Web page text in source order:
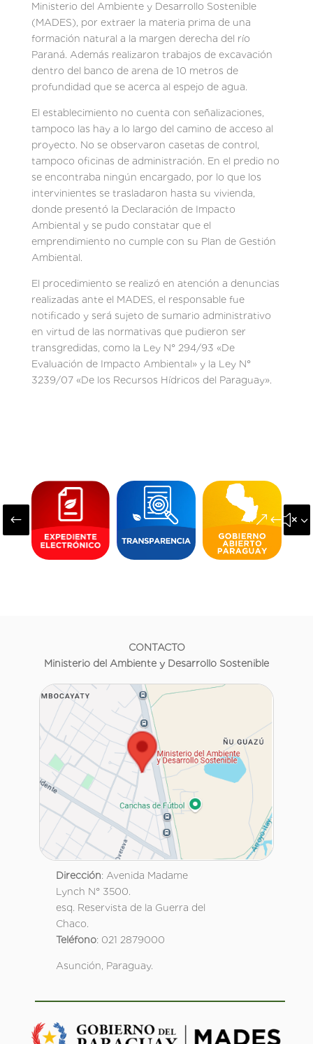
Ministerio del Ambiente y Desarrollo Sostenible
(MADES), por extraer la materia prima de una
formación natural a la margen derecha del río
Paraná. Además realizaron trabajos de excavación
dentro del banco de arena de 10 metros de
profundidad que se acerca al espejo de agua.
El establecimiento no cuenta con señalizaciones,
tampoco las hay a lo largo del camino de acceso al
proyecto. No se observaron casetas de control,
tampoco oficinas de administración. En el predio no
se encontraba ningún encargado, por lo que los
intervinientes se trasladaron hasta su vivienda,
donde presentó la Declaración de Impacto
Ambiental y se pudo constatar que el
emprendimiento no cumple con su Plan de Gestión
Ambiental.
El procedimiento se realizó en atención a denuncias
realizadas ante el MADES, el responsable fue
notificado y será sujeto de sumario administrativo
en virtud de las normativas que pudieron ser
transgredidas, como la Ley N° 294/93 «De
Evaluación de Impacto Ambiental» y la Ley N°
3239/07 «De los Recursos Hídricos del Paraguay».
#
CONTACTO
Ministerio del Ambiente y Desarrollo Sostenible
Dirección: Avenida Madame
Lynch N° 3500.
esq. Reservista de la Guerra del
Chaco.
Teléfono: 021 2879000
Asunción, Paraguay.